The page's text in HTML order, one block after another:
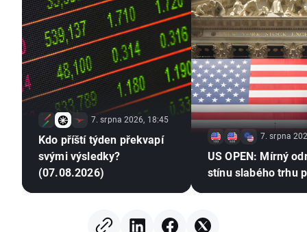
7. srpna 2026, 18:45
Kdo příští týden překvapí
svými výsledky?
(07.08.2026)
7. srpna
US OPEN: Mírný
stínu slabého trhu